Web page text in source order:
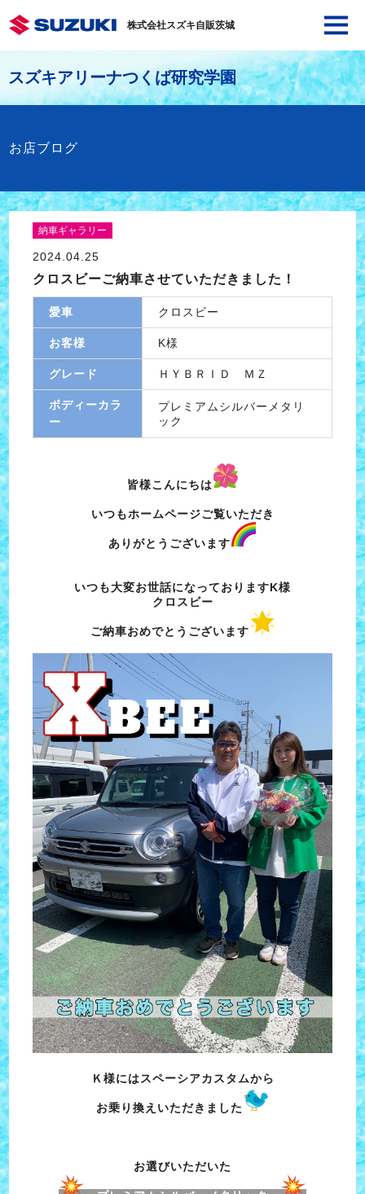
株式会社スズキ自販茨城
スズキアリーナつくば研究学園
お店ブログ
納車ギャラリー
2024.04.25
クロスビーご納車させていただきました！
愛車 クロスビー
お客様 K様
グレード ＨＹＢＲＩＤ ＭＺ
ボディーカラ
ー
プレミアムシルバーメタリ
ック
皆様こんにちは
いつもホームページご覧いただき
ありがとうございます
いつも大変お世話になっておりますK様
クロスビー
ご納車おめでとうございます
Ｋ様にはスペーシアカスタムから
お乗り換えいただきました
お選びいただいた